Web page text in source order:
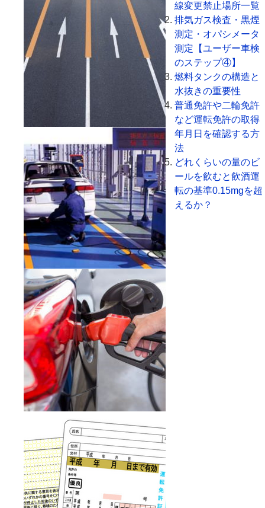
線変更禁止場所一覧
排気ガス検査・黒煙
測定・オパシメータ
測定【ユーザー車検
のステップ④】
燃料タンクの構造と
水抜きの重要性
普通免許や二輪免許
など運転免許の取得
年月日を確認する方
法
どれくらいの量のビ
ールを飲むと飲酒運
転の基準0.15mgを超
えるか？